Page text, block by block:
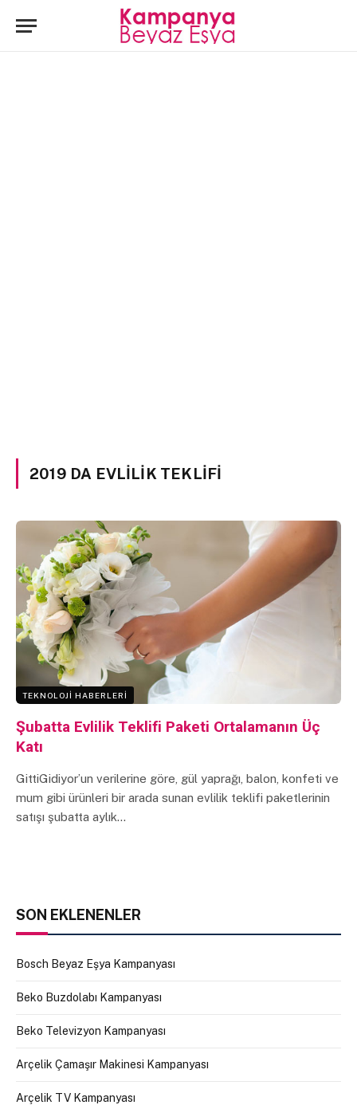
2019 DA EVLILIK TEKLIFI
TEKNOLOJI HABERLERI
Şubatta Evlilik Teklifi Paketi Ortalamanın Üç
Katı
GittiGidiyor’un verilerine göre, gül yaprağı, balon, konfeti ve
mum gibi ürünleri bir arada sunan evlilik teklifi paketlerinin
satışı şubatta aylık…
SON EKLENENLER
Bosch Beyaz Eşya Kampanyası
Beko Buzdolabı Kampanyası
Beko Televizyon Kampanyası
Arçelik Çamaşır Makinesi Kampanyası
Arçelik TV Kampanyası